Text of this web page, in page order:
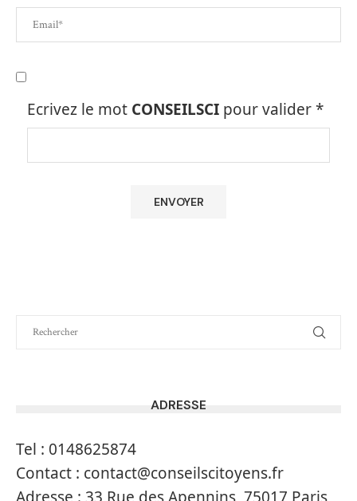
Ecrivez le mot CONSEILSCI pour valider*
ADRESSE
Tel : 0148625874
Contact : contact@conseilscitoyens.fr
Adresse : 33 Rue des Apennins, 75017 Paris,